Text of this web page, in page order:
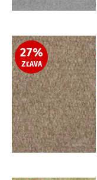
27%
ZĽAVA